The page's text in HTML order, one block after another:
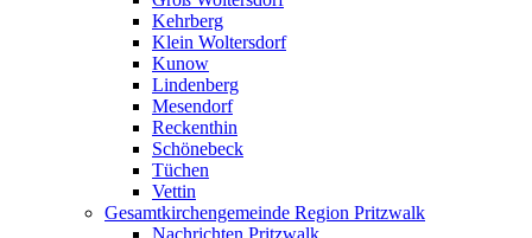
Kehrberg
Klein Woltersdorf
Kunow
Lindenberg
Mesendorf
Reckenthin
Schönebeck
Tüchen
Vettin
Gesamtkirchengemeinde Region Pritzwalk
Nachrichten Pritzwalk